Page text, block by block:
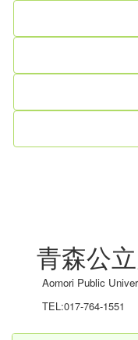
青森公
Aomori Public
TEL:017-764-1551